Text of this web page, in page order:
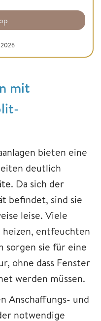
mit
bieten eine
deutlich
Da sich der
befindet, sind sie
leise. Viele
heizen, entfeuchten
sorgen sie für eine
ohne dass Fenster
werden müssen.
Anschaffungs- und
notwendige